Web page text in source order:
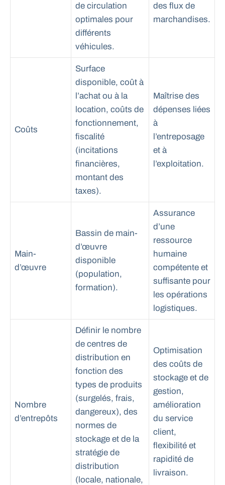
de circulation
optimales pour
différents
véhicules.
des flux de
marchandises.
Coûts
Surface
disponible, coût à
l’achat ou à la
location, coûts de
fonctionnement,
fiscalité
(incitations
financières,
montant des
taxes).
Maîtrise des
dépenses liées
à
l’entreposage
et à
l’exploitation.
Main-
d’œuvre
Bassin de main-
d’œuvre
disponible
(population,
formation).
Assurance
d’une
ressource
humaine
compétente et
suffisante pour
les opérations
logistiques.
Nombre
d’entrepôts
Définir le nombre
de centres de
distribution en
fonction des
types de produits
(surgelés, frais,
dangereux), des
normes de
stockage et de la
stratégie de
distribution
(locale, nationale,
Optimisation
des coûts de
stockage et de
gestion,
amélioration
du service
client,
flexibilité et
rapidité de
livraison.